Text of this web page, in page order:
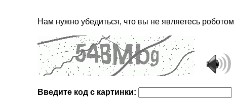
Нам нужно убедиться, что вы не являетесь роботом
Введите код с картинки: